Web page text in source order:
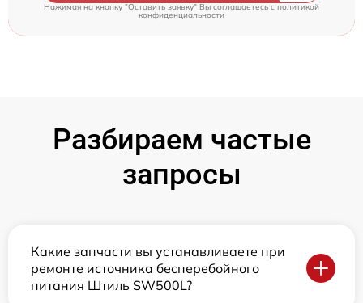
Нажимая на кнопку "Оставить заявку" Вы соглашаетесь cполитикой
конфиденциальности
Разбираем частые
запросы
Какие запчасти вы устанавливаете при
ремонте источника бесперебойного
питания Штиль SW500L?